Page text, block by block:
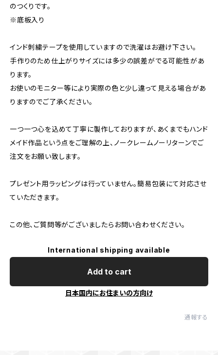
のつくりです。
※底板入り
インド刺繍テープを使用していますので洗濯はお避け下さい。
手作りのため仕上がりサイズには多少の誤差がでる可能性があ
ります。
お使いのモニター等により実際の色と少し違って見える場合があ
りますのでご了承ください。
一つ一つ心を込めて丁寧に製作しておりますが、あくまでもハンド
メイド作品という点をご理解の上、ノークレームノーリターンでご
注文をお願い致します。
プレゼント用ラッピングは行っていません。簡易包装にて対応させ
ていただきます。
この他、ご質問等がございましたらお問い合わせください。
International shipping available
Add to cart
日本国内にお住まいの方向け
通報する